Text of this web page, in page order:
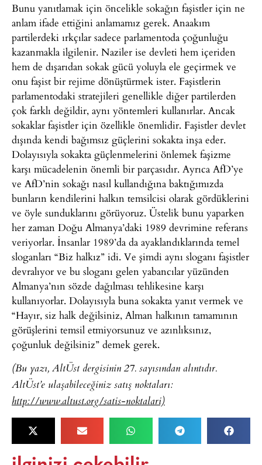
Bunu yanıtlamak için öncelikle sokağın faşistler için ne
anlam ifade ettiğini anlamamız gerek. Anaakım
partilerdeki ırkçılar sadece parlamentoda çoğunluğu
kazanmakla ilgilenir. Naziler ise devleti hem içeriden
hem de dışarıdan sokak gücü yoluyla ele geçirmek ve
onu faşist bir rejime dönüştürmek ister. Faşistlerin
parlamentodaki stratejileri genellikle diğer partilerden
çok farklı değildir, aynı yöntemleri kullanırlar. Ancak
sokaklar faşistler için özellikle önemlidir. Faşistler devlet
dışında kendi bağımsız güçlerini sokakta inşa eder.
Dolayısıyla sokakta güçlenmelerini önlemek faşizme
karşı mücadelenin önemli bir parçasıdır. Ayrıca AfD’ye
ve AfD’nin sokağı nasıl kullandığına baktığımızda
bunların kendilerini halkın temsilcisi olarak gördüklerini
ve öyle sunduklarını görüyoruz. Üstelik bunu yaparken
her zaman Doğu Almanya’daki 1989 devrimine referans
veriyorlar. İnsanlar 1989’da da ayaklandıklarında temel
sloganları “Biz halkız” idi. Ve şimdi aynı sloganı faşistler
devralıyor ve bu sloganı gelen yabancılar yüzünden
Almanya’nın sözde dağılması tehlikesine karşı
kullanıyorlar. Dolayısıyla buna sokakta yanıt vermek ve
“Hayır, siz halk değilsiniz, Alman halkının tamamının
görüşlerini temsil etmiyorsunuz ve azınlıksınız,
çoğunluk değilsiniz” demek gerek.
(Bu yazı, AltÜst dergisinin 27. sayısından alıntıdır.
AltÜst’e ulaşabileceğiniz satış noktaları:
http://www.altust.org/satis-noktalari)